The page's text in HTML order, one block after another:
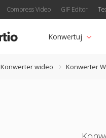
Compress Video GIF Editor
Konwertuj
Konwerter wideo Konwerter